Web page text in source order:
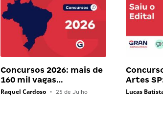
Concursos 2026: mais de
160 mil vagas…
Raquel Cardoso • 25 de Julho
Artes
Lucas